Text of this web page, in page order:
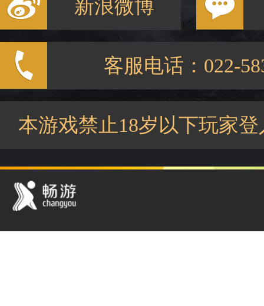
新浪微博
客服电话：022-
本游戏禁止18岁以下玩家